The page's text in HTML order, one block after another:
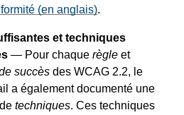
(en anglais).
et techniques
— Pour chaque règle et
succès des WCAG 2.2, le
a également documenté une
techniques. Ces techniques